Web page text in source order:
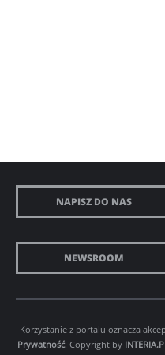
NAPISZ DO NAS
NEWSROOM
Korzystanie z portalu oznacza
Prywatność. Copyright by